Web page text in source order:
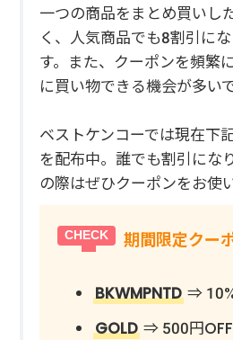
一つの商品をまとめ買いし
く、人気商品でも8割引に
す。また、クーポンを頻繁
に買い物できる機会が多いで
ベストケンコーでは現在下
を配布中。誰でも割引にな
の際はぜひクーポンをお使
期間限定クー
BKWMPNTD ⇒
GOLD ⇒ 500円OFF